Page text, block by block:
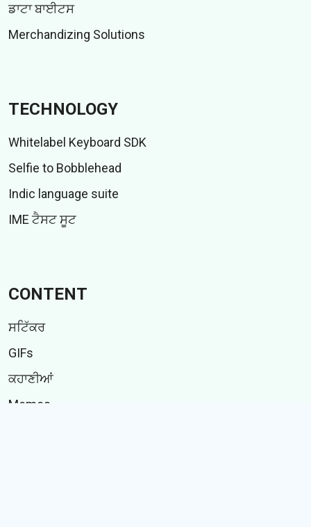
ਡਾਟਾ ਬਾਈਟਸ
Merchandizing Solutions
TECHNOLOGY
Whitelabel Keyboard SDK
Selfie to Bobblehead
Indic language suite
IME ਟੈਸਟ ਸੂਟ
CONTENT
ਸਟਿੱਕਰ
GIFs
ਕਹਾਣੀਆਂ
Memes